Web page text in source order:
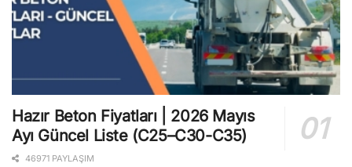
Hazır Beton Fiyatları | 2026 Mayıs
Ayı Güncel Liste (C25–C30-C35)
46971 PAYLAŞIM